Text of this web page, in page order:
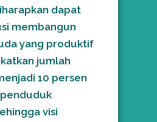
dapat
membangun
yang produktif
jumlah
10 persen
visi